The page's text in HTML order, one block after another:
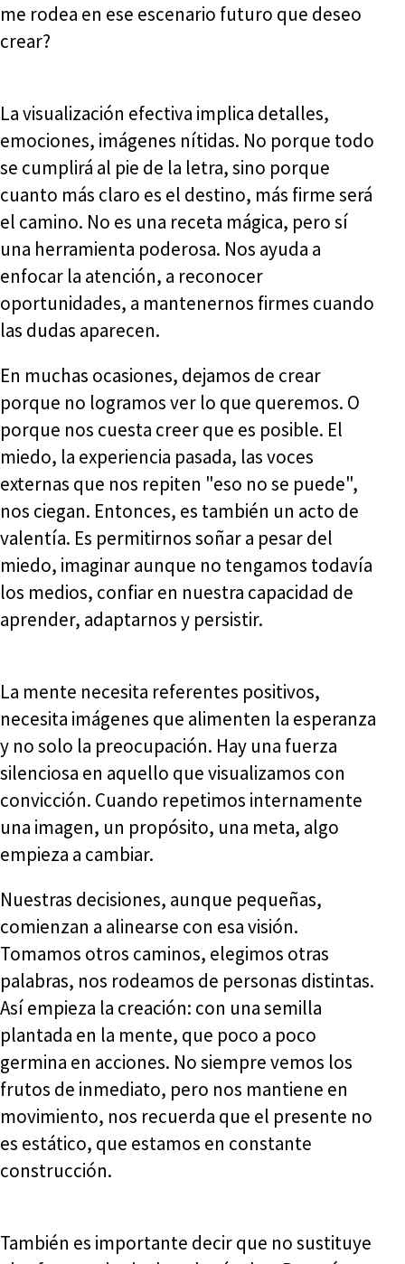
me rodea en ese escenario futuro que deseo
crear?
La visualización efectiva implica detalles,
emociones, imágenes nítidas. No porque todo
se cumplirá al pie de la letra, sino porque
cuanto más claro es el destino, más firme será
el camino. No es una receta mágica, pero sí
una herramienta poderosa. Nos ayuda a
enfocar la atención, a reconocer
oportunidades, a mantenernos firmes cuando
las dudas aparecen.
En muchas ocasiones, dejamos de crear
porque no logramos ver lo que queremos. O
porque nos cuesta creer que es posible. El
miedo, la experiencia pasada, las voces
externas que nos repiten "eso no se puede",
nos ciegan. Entonces, es también un acto de
valentía. Es permitirnos soñar a pesar del
miedo, imaginar aunque no tengamos todavía
los medios, confiar en nuestra capacidad de
aprender, adaptarnos y persistir.
La mente necesita referentes positivos,
necesita imágenes que alimenten la esperanza
y no solo la preocupación. Hay una fuerza
silenciosa en aquello que visualizamos con
convicción. Cuando repetimos internamente
una imagen, un propósito, una meta, algo
empieza a cambiar.
Nuestras decisiones, aunque pequeñas,
comienzan a alinearse con esa visión.
Tomamos otros caminos, elegimos otras
palabras, nos rodeamos de personas distintas.
Así empieza la creación: con una semilla
plantada en la mente, que poco a poco
germina en acciones. No siempre vemos los
frutos de inmediato, pero nos mantiene en
movimiento, nos recuerda que el presente no
es estático, que estamos en constante
construcción.
También es importante decir que no sustituye